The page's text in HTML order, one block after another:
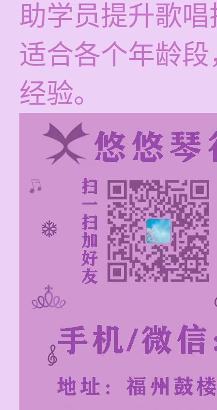
助学员提升歌
适合各个年龄
经验。